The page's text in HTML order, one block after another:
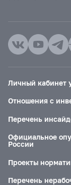
Личный кабинет
Отношения с
Перечень
Официальное
России
Проекты
Перечень